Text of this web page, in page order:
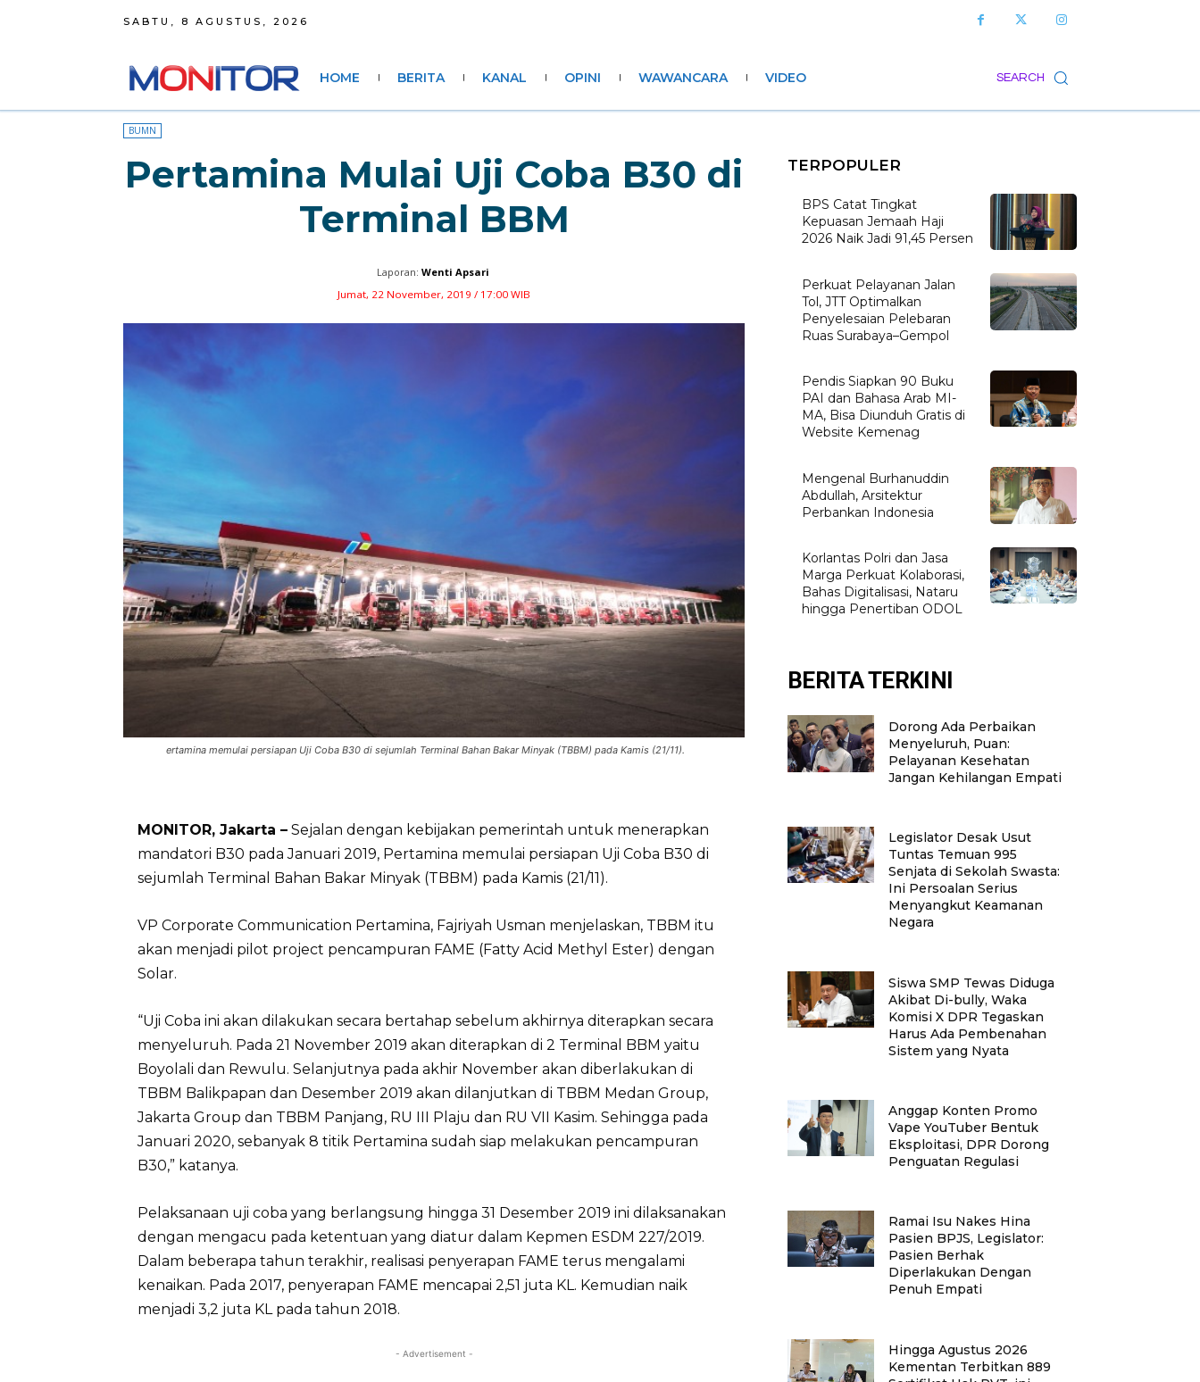
SABTU, 8 AGUSTUS, 2026
SEARCH
HOME BERITA KANAL OPINI WAWANCARA VIDEO
BUMN
Pertamina Mulai Uji Coba B30 di
Terminal BBM
Laporan: Wenti Apsari
Jumat, 22 November, 2019 / 17:00 WIB
ertamina memulai persiapan Uji Coba B30 di sejumlah Terminal Bahan Bakar Minyak (TBBM) pada Kamis (21/11).
MONITOR, Jakarta – Sejalan dengan kebijakan pemerintah untuk menerapkan
mandatori B30 pada Januari 2019, Pertamina memulai persiapan Uji Coba B30 di
sejumlah Terminal Bahan Bakar Minyak (TBBM) pada Kamis (21/11).
VP Corporate Communication Pertamina, Fajriyah Usman menjelaskan, TBBM itu
akan menjadi pilot project pencampuran FAME (Fatty Acid Methyl Ester) dengan
Solar.
“Uji Coba ini akan dilakukan secara bertahap sebelum akhirnya diterapkan secara
menyeluruh. Pada 21 November 2019 akan diterapkan di 2 Terminal BBM yaitu
Boyolali dan Rewulu. Selanjutnya pada akhir November akan diberlakukan di
TBBM Balikpapan dan Desember 2019 akan dilanjutkan di TBBM Medan Group,
Jakarta Group dan TBBM Panjang, RU III Plaju dan RU VII Kasim. Sehingga pada
Januari 2020, sebanyak 8 titik Pertamina sudah siap melakukan pencampuran
B30,” katanya.
Pelaksanaan uji coba yang berlangsung hingga 31 Desember 2019 ini dilaksanakan
dengan mengacu pada ketentuan yang diatur dalam Kepmen ESDM 227/2019.
Dalam beberapa tahun terakhir, realisasi penyerapan FAME terus mengalami
kenaikan. Pada 2017, penyerapan FAME mencapai 2,51 juta KL. Kemudian naik
menjadi 3,2 juta KL pada tahun 2018.
- Advertisement -
TERPOPULER
BPS Catat Tingkat
Kepuasan Jemaah Haji
2026 Naik Jadi 91,45 Persen
Perkuat Pelayanan Jalan
Tol, JTT Optimalkan
Penyelesaian Pelebaran
Ruas Surabaya–Gempol
Pendis Siapkan 90 Buku
PAI dan Bahasa Arab MI-
MA, Bisa Diunduh Gratis di
Website Kemenag
Mengenal Burhanuddin
Abdullah, Arsitektur
Perbankan Indonesia
Korlantas Polri dan Jasa
Marga Perkuat Kolaborasi,
Bahas Digitalisasi, Nataru
hingga Penertiban ODOL
BERITA TERKINI
Dorong Ada Perbaikan
Menyeluruh, Puan:
Pelayanan Kesehatan
Jangan Kehilangan Empati
Legislator Desak Usut
Tuntas Temuan 995
Senjata di Sekolah Swasta:
Ini Persoalan Serius
Menyangkut Keamanan
Negara
Siswa SMP Tewas Diduga
Akibat Di-bully, Waka
Komisi X DPR Tegaskan
Harus Ada Pembenahan
Sistem yang Nyata
Anggap Konten Promo
Vape YouTuber Bentuk
Eksploitasi, DPR Dorong
Penguatan Regulasi
Ramai Isu Nakes Hina
Pasien BPJS, Legislator:
Pasien Berhak
Diperlakukan Dengan
Penuh Empati
Hingga Agustus 2026
Kementan Terbitkan 889